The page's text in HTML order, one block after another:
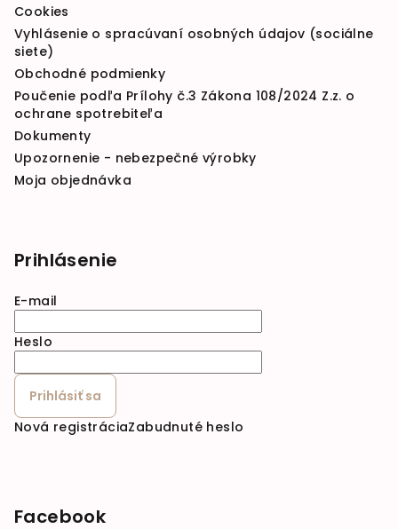
Cookies
Vyhlásenie o spracúvaní osobných údajov (sociálne
siete)
Obchodné podmienky
Poučenie podľa Prílohy č.3 Zákona 108/2024 Z.z. o
ochrane spotrebiteľa
Dokumenty
Upozornenie - nebezpečné výrobky
Moja objednávka
Prihlásenie
E-mail
Heslo
Prihlásiť sa
Nová registráciaZabudnuté heslo
Facebook